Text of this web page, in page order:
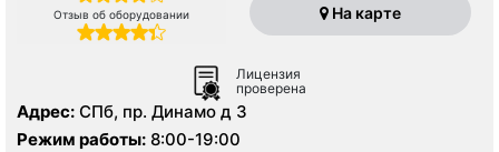
Отзыв об оборудовании На карте
Лицензия
проверена
Адрес: СПб, пр. Динамо д 3
Режим работы: 8:00-19:00